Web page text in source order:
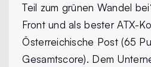
Teil zum grünen Wandel
Front und als bester ATX-
Österreichische Post (65
Gesamtscore). Dem